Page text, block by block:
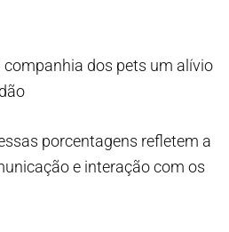
companhia dos pets um alívio
porcentagens refletem a
e interação com os